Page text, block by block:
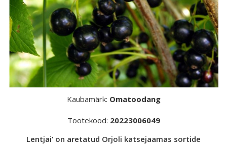
Kaubamärk: Omatoodang
Tootekood: 20223006049
Lentjai’ on aretatud Orjoli katsejaamas sortide